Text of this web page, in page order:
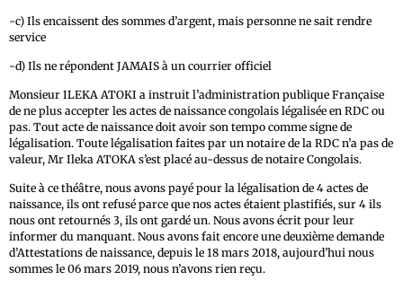
-c) Ils encaissent des sommes d’argent, mais personne ne sait rendre
service
-d) Ils ne répondent JAMAIS à un courrier officiel
Monsieur ILEKA ATOKI a instruit l’administration publique Française
de ne plus accepter les actes de naissance congolais légalisée en RDC ou
pas. Tout acte de naissance doit avoir son tempo comme signe de
légalisation. Toute légalisation faites par un notaire de la RDC n’a pas de
valeur, Mr Ileka ATOKA s’est placé au-dessus de notaire Congolais.
Suite à ce théâtre, nous avons payé pour la légalisation de 4 actes de
naissance, ils ont refusé parce que nos actes étaient plastifiés, sur 4 ils
nous ont retournés 3, ils ont gardé un. Nous avons écrit pour leur
informer du manquant. Nous avons fait encore une deuxième demande
d’Attestations de naissance, depuis le 18 mars 2018, aujourd’hui nous
sommes le 06 mars 2019, nous n’avons rien reçu.